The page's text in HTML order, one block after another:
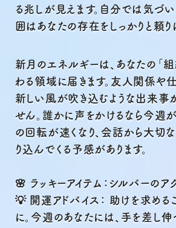
る兆しが見えます。自分では気づい
囲はあなたの存在をしっかりと頼り
新月のエネルギーは、あなたの「
わる領域に届きます。友人関係や仕
新しい風が吹き込むような出来事
せん。誰かに声をかけるなら今週
の回転が速くなり、会話から大切
り込んでくる予感があります。
🌸 ラッキーアイテム：シルバーのア
💡 開運アドバイス： 助けを求める
に。今週のあなたには、手を差し